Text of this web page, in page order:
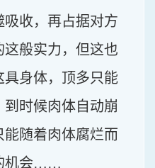
收，再占据对方
般实力，但这也
身体，顶多只能
时候肉体自动崩
随着肉体腐烂而
机会……